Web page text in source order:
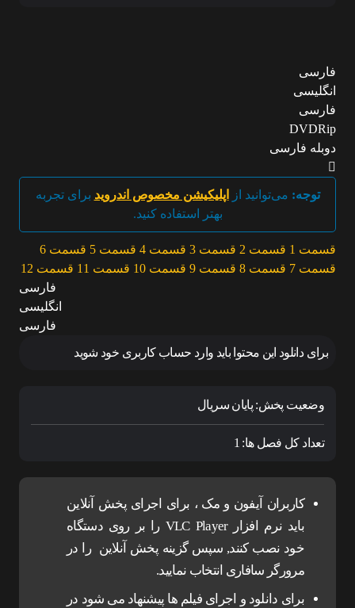
فارسی
انگلیسی
فارسی
DVDRip
دوبله فارسی
توجه: می‌توانید از اپلیکیشن مخصوص اندروید برای تجربه
بهتر استفاده کنید.
قسمت 1 قسمت 2 قسمت 3 قسمت 4 قسمت 5
قسمت 6
قسمت 7
قسمت 8 قسمت 9 قسمت 10 قسمت 11
قسمت 12
فارسی
انگلیسی
فارسی
برای دانلود این محتوا باید وارد حساب کاربری خود شوید
وضعیت پخش: پایان سریال
تعداد کل فصل ها: 1
کاربران آیفون و مک ، برای اجرای پخش آنلاین
باید نرم افزار VLC Player را بر روی دستگاه
خود نصب کنند, سپس گزینه پخش آنلاین را در
مرورگر سافاری انتخاب نمایید.
برای دانلود و اجرای فیلم ها پیشنهاد می شود در